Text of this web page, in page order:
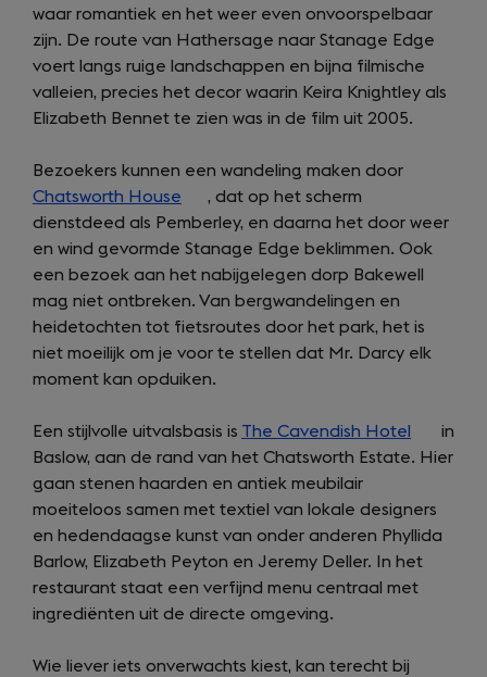
in
a
new
tab)
waar romantiek en het weer even onvoorspelbaar
zijn. De route van Hathersage naar Stanage Edge
voert langs ruige landschappen en bijna filmische
valleien, precies het decor waarin Keira Knightley als
Elizabeth Bennet te zien was in de film uit 2005.
Bezoekers kunnen een wandeling maken door
Chatsworth House (opens
in
a
new
tab)
, dat op het scherm
dienstdeed als Pemberley, en daarna het door weer
en wind gevormde Stanage Edge beklimmen. Ook
een bezoek aan het nabijgelegen dorp Bakewell
mag niet ontbreken. Van bergwandelingen en
heidetochten tot fietsroutes door het park, het is
niet moeilijk om je voor te stellen dat Mr. Darcy elk
moment kan opduiken.
Een stijlvolle uitvalsbasis is The Cavendish Hotel
(opens
in
new
tab)
in
Baslow, aan de rand van het Chatsworth Estate. Hier
gaan stenen haarden en antiek meubilair
moeiteloos samen met textiel van lokale designers
en hedendaagse kunst van onder anderen Phyllida
Barlow, Elizabeth Peyton en Jeremy Deller. In het
restaurant staat een verfijnd menu centraal met
ingrediënten uit de directe omgeving.
Wie liever iets onverwachts kiest, kan terecht bij